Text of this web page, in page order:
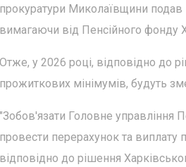
прокуратури Миколаївщини подав
вимагаючи від Пенсійного фонду
Отже, у 2026 році, відповідно до
прожиткових мінімумів, будуть
"Зобов'язати Головне управління
провести перерахунок та виплату
відповідно до рішення